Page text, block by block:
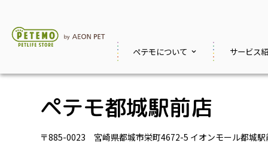
ペテモについて サービス
ペテモ都城駅前店
〒885-0023 宮崎県都城市栄町4672-5 イオンモール都城駅